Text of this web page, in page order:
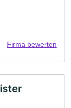
Firma bewerten